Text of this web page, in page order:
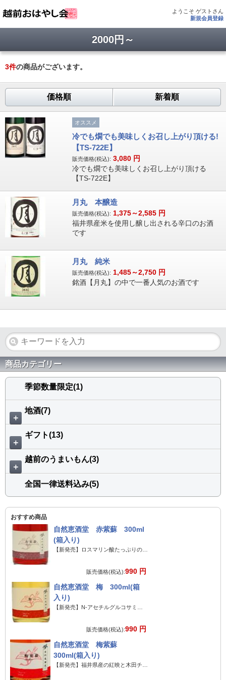
ようこそ ゲストさん
新規会員登録
2000円～
3件の商品がございます。
価格順 新着順
オススメ
冷でも燗でも美味しくお召し上がり頂ける!
【TS-722E】
販売価格(税込): 3,080 円
冷でも燗でも美味しくお召し上がり頂ける
【TS-722E】
月丸 本醸造
販売価格(税込): 1,375～2,585 円
福井県産米を使用し醸し出される辛口のお酒
です
月丸 純米
販売価格(税込): 1,485～2,750 円
銘酒【月丸】の中で一番人気のお酒です
商品カテゴリー
季節数量限定(1)
＋
地酒(7)
＋
ギフト(13)
＋
越前のうまいもん(3)
全国一律送料込み(5)
おすすめ商品
自然恵酒堂 赤紫蘇 300ml
(箱入り)
販売価格(税込):990 円
自然恵酒堂 梅 300ml(箱
入り)
販売価格(税込):990 円
自然恵酒堂 梅紫蘇
300ml(箱入り)